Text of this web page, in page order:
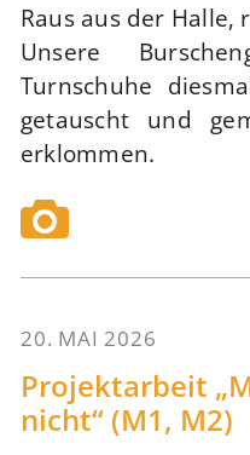
Raus aus der Halle,
Unsere
Turnschuhe
getauscht und
erklommen.
20. MAI 2026
Projektarbeit
nicht“ (M1, M2)